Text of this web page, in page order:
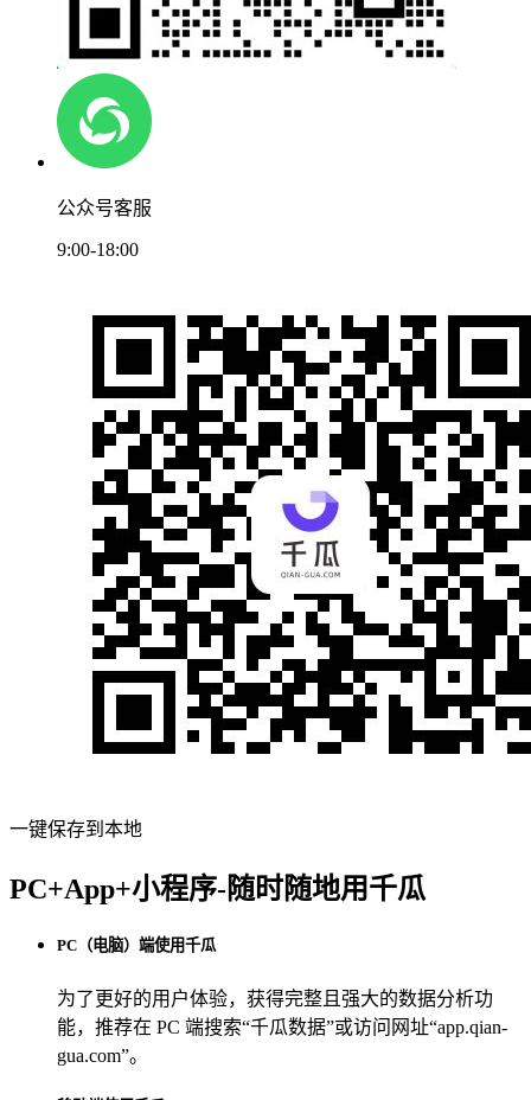
公众号客服
9:00-18:00
一键保存到本地
PC+App+小程序-随时随地用千瓜
PC（电脑）端使用千瓜
为了更好的用户体验，获得完整且强大的数据分析功
能，推荐在 PC 端搜索“千瓜数据”或访问网址“app.qian-
gua.com”。